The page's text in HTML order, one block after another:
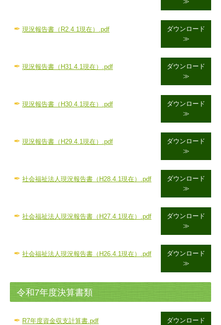
✒ 現況報告書（R2.4.1現在）.pdf
≫
✒ 現況報告書（H31.4.1現在）.pdf
≫
✒ 現況報告書（H30.4.1現在）.pdf
≫
✒ 現況報告書（H29.4.1現在）.pdf
≫
✒ 社会福祉法人現況報告書（H28.4.1現在）.pdf
≫
✒ 社会福祉法人現況報告書（H27.4.1現在）.pdf
≫
✒ 社会福祉法人現況報告書（H26.4.1現在）.pdf
≫
令和7年度決算書類
✒ R7年度資金収支計算書.pdf